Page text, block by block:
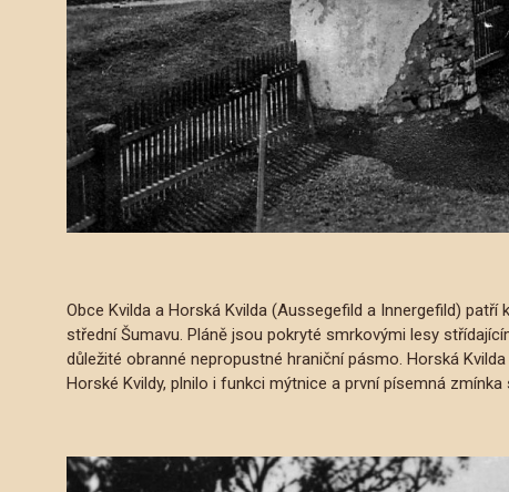
Obce Kvilda a Horská Kvilda (Aussegefild a Innergefild)
střední Šumavu. Pláně jsou pokryté smrkovými lesy
důležité obranné nepropustné hraniční pásmo. Horská
Horské Kvildy, plnilo i funkci mýtnice a první písemná